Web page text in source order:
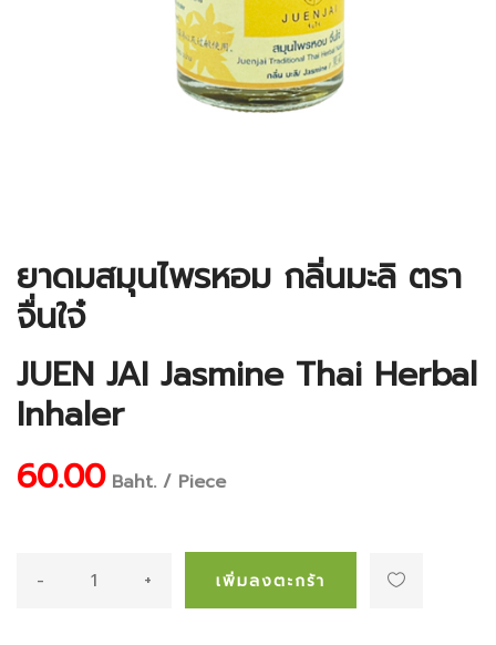
ยาดมสมุนไพรหอม กลิ่นมะลิ ตรา
จื่นใจ๋
JUEN JAI Jasmine Thai Herbal
Inhaler
60.00Baht. / Piece
- + เพิ่มลงตะกร้า